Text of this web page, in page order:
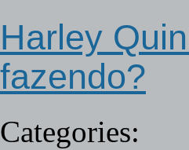
Harley
fazendo?
Categories: